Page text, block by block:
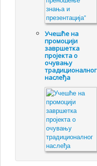
Учешће на
промоцији
завршетка
пројекта о
очувању
традиционалног
наслеђа